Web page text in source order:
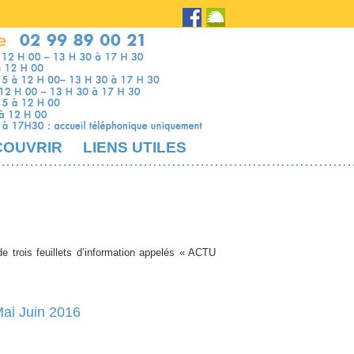
LIENS UTILES
trois feuillets d’information appelés « ACTU
Juin 2016